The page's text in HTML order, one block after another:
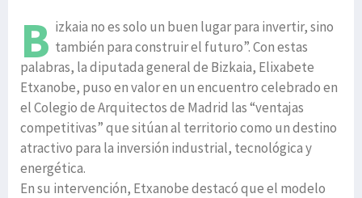
B izkaia no es solo un buen lugar para invertir, sino
también para construir el futuro”. Con estas
palabras, la diputada general de Bizkaia, Elixabete
Etxanobe, puso en valor en un encuentro celebrado en
el Colegio de Arquitectos de Madrid las “ventajas
competitivas” que sitúan al territorio como un destino
atractivo para la inversión industrial, tecnológica y
energética.
En su intervención, Etxanobe destacó que el modelo